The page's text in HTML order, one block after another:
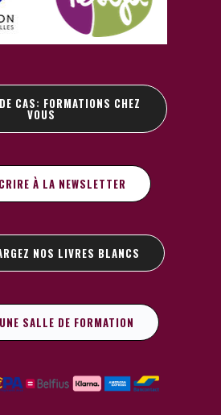
CAS: FORMATIONS CHEZ
VOUS
À LA NEWSLETTER
NOS LIVRES BLANCS
SALLE DE FORMATION